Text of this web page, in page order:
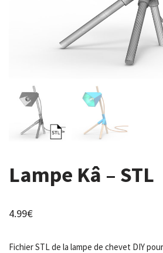
Lampe Kâ – STL
4.99€
Fichier STL de la lampe de chevet DIY